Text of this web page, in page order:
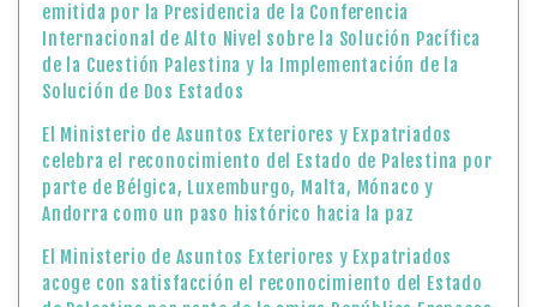
emitida por la Presidencia de la Conferencia
Internacional de Alto Nivel sobre la Solución Pacífica
de la Cuestión Palestina y la Implementación de la
Solución de Dos Estados
El Ministerio de Asuntos Exteriores y Expatriados
celebra el reconocimiento del Estado de Palestina por
parte de Bélgica, Luxemburgo, Malta, Mónaco y
Andorra como un paso histórico hacia la paz
El Ministerio de Asuntos Exteriores y Expatriados
acoge con satisfacción el reconocimiento del Estado